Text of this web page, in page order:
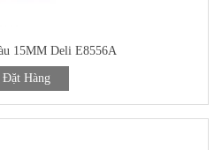
15MM Deli E8556A